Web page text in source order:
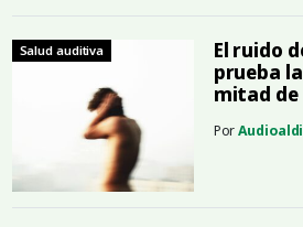
Salud auditiva
El ruido
prueba
mitad de
Por